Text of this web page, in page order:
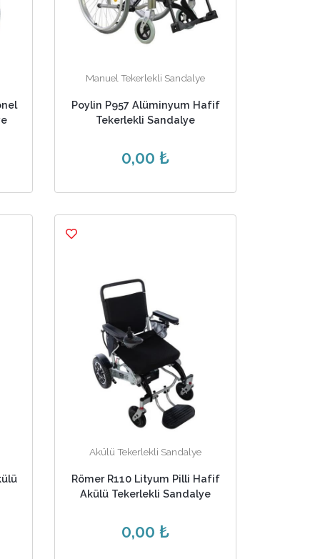
Manuel Tekerlekli Sandalye
Poylin P957 Alüminyum Hafif
Tekerlekli Sandalye
0,00 ₺
Akülü Tekerlekli Sandalye
Römer R110 Lityum Pilli Hafif
Akülü Tekerlekli Sandalye
0,00 ₺